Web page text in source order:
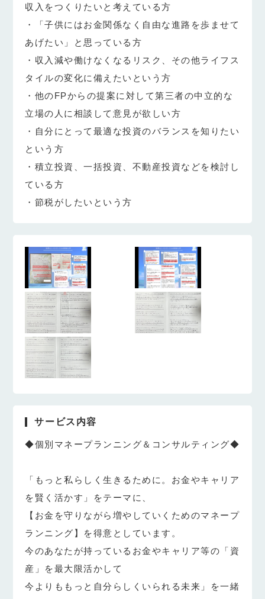
収入をつくりたいと考えている方
・「子供にはお金関係なく自由な進路を歩ませて
あげたい」と思っている方
・収入減や働けなくなるリスク、その他ライフス
タイルの変化に備えたいという方
・他のFPからの提案に対して第三者の中立的な
立場の人に相談して意見が欲しい方
・自分にとって最適な投資のバランスを知りたい
という方
・積立投資、一括投資、不動産投資などを検討し
ている方
・節税がしたいという方
サービス内容
◆個別マネープランニング＆コンサルティング◆
「もっと私らしく生きるために。お金やキャリア
を賢く活かす」をテーマに、
【お金を守りながら増やしていくためのマネープ
ランニング】を得意としています。
今のあなたが持っているお金やキャリア等の「資
産」を最大限活かして
今よりももっと自分らしくいられる未来」を一緒